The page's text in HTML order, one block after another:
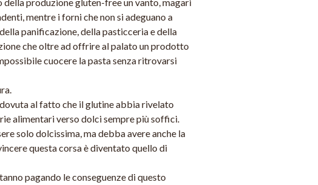
mentre i forni che non si adeguano a
panificazione, della pasticceria e della
che oltre ad offrire al palato un prodotto
cuocere la pasta senza ritrovarsi
dovuta al fatto che il glutine abbia rivelato
alimentari verso dolci sempre più soffici.
solo dolcissima, ma debba avere anche la
questa corsa è diventato quello di
pagando le conseguenze di questo